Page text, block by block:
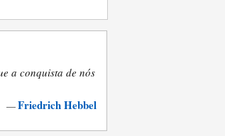
a conquista de nós
—Friedrich Hebbel